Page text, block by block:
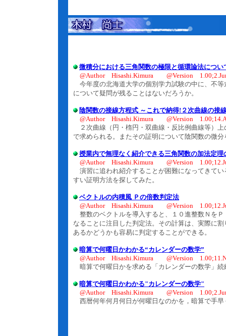
微積分における三角関数の極限と循環論法につい
@Author Hisashi.Kimura @Version
今年度の北海道大学の個別学力試験の中に、不等
について疑問が残ることはないだろうか。
陰関数の接線方程式 ～これで納得!２次曲線の接
@Author Hisashi.Kimura @Version
２次曲線（円・楕円・双曲線・反比例曲線等）
で求められる。またその証明について陰関数の微
授業内で無理なく紹介できる三角関数の加法定理
@Author Hisashi.Kimura @Version
演習に追われ紹介することが困難になってきて
すい証明方法を探してみた。
ベクトルの内積風 Ｐの倍数判定法
@Author Hisashi.Kimura @Version
整数のベクトルを導入すると、１０進整数Ｎを
なることに注目した判定法。その計算は、実際に
あるかどうかも容易に判定することができる。
暗算で何曜日かわかる“カレンダーの数学”
@Author Hisashi.Kimura @Version
暗算で何曜日かを求める「カレンダーの数学」
暗算で何曜日かわかる"カレンダーの数学"
@Author Hisashi.Kimura @Version
西暦何年何月何日が何曜日なのかを，暗算で手